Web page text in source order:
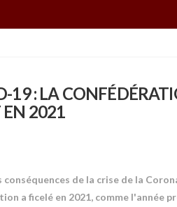
19 : LA
EN 2021
de la crise de la
a ficelé en 2021, comme l'année